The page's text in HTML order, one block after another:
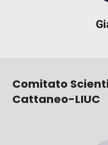
Comitato
Cattaneo-LIUC